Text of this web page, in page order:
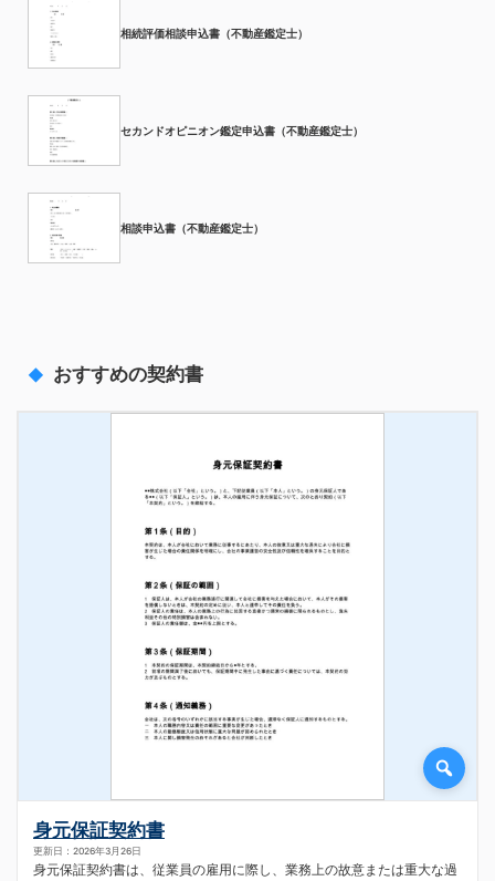
相続評価相談申込書（不動産鑑定士）
セカンドオピニオン鑑定申込書（不動産鑑定士）
相談申込書（不動産鑑定士）
おすすめの契約書
身元保証契約書
更新日：2026年3月26日
身元保証契約書は、従業員の雇用に際し、業務上の故意または重大な過